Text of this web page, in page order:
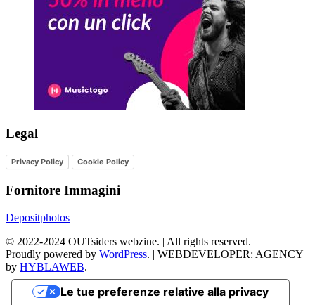
Legal
Privacy Policy Cookie Policy
Fornitore Immagini
Depositphotos
© 2022-2024 OUTsiders webzine. | All rights reserved.
Proudly powered by WordPress. | WEBDEVELOPER: AGENCY
by HYBLAWEB.
Le tue preferenze relative alla privacy